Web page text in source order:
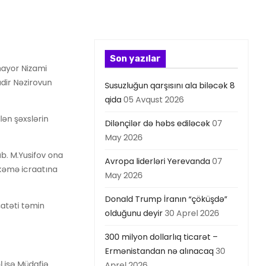
Nizami
Nəzirovun
şəxslərin
M.Yusifov ona
icraatına
təmin
Son yazılar
Susuzluğun qarşısını ala biləcək 8
qida05 Avqust 2026
Dilənçilər də həbs ediləcək07
May 2026
Avropa liderləri Yerevanda07
May 2026
Donald Trump İranın “çöküşdə”
olduğunu deyir30 Aprel 2026
300 milyon dollarlıq ticarət –
Ermənistandan nə alınacaq30